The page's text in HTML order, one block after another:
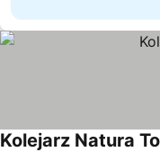
Kolejarz Natura